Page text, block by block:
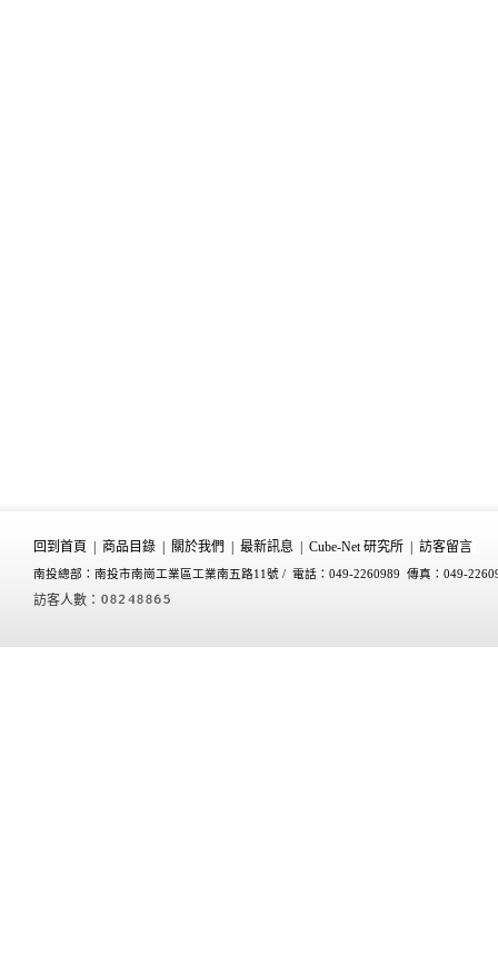
回到首頁 商品目錄 關於我們 最新訊息 Cube-Net 研究所 訪客留言
南投總部：南投市南崗工業區工業南五路11號 / 電話：049-2260989 傳真：049-
訪客人數：